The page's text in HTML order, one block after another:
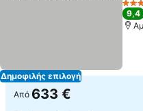
Δημοφιλής επιλογή
5
9,4
Από 633 €